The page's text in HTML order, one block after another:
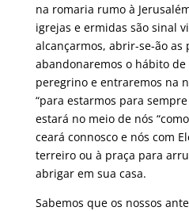
na romaria rumo à
igrejas e ermidas são sinal
alcançarmos, abrir-se-ão as
abandonaremos o hábito
peregrino e entraremos na
“para estarmos para sempre
estará no meio de nós
ceará connosco e nós com
terreiro ou à praça para
abrigar em sua casa.
Sabemos que os nossos